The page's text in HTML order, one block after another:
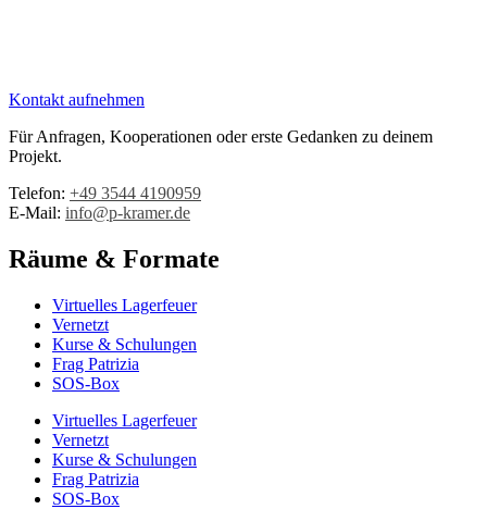
Kontakt aufnehmen
Für Anfragen, Kooperationen oder erste Gedanken zu deinem
Projekt.
Telefon: +49 3544 4190959‬
E-Mail: info@p-kramer.de
Räume & Formate
Virtuelles Lagerfeuer
Vernetzt
Kurse & Schulungen
Frag Patrizia
SOS-Box
Virtuelles Lagerfeuer
Vernetzt
Kurse & Schulungen
Frag Patrizia
SOS-Box